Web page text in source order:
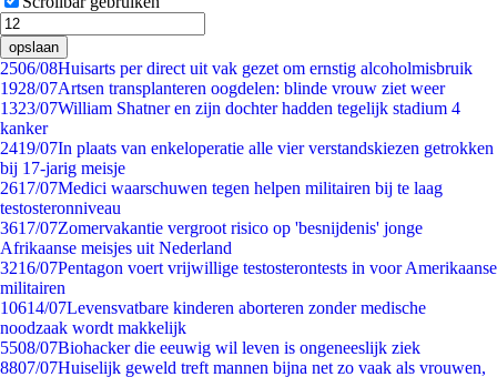
opslaan
2506/08Huisarts per direct uit vak gezet om ernstig alcoholmisbruik
1928/07Artsen transplanteren oogdelen: blinde vrouw ziet weer
1323/07William Shatner en zijn dochter hadden tegelijk stadium 4
kanker
2419/07In plaats van enkeloperatie alle vier verstandskiezen getrokken
bij 17-jarig meisje
2617/07Medici waarschuwen tegen helpen militairen bij te laag
testosteronniveau
3617/07Zomervakantie vergroot risico op 'besnijdenis' jonge
Afrikaanse meisjes uit Nederland
3216/07Pentagon voert vrijwillige testosterontests in voor Amerikaanse
militairen
10614/07Levensvatbare kinderen aborteren zonder medische
noodzaak wordt makkelijk
5508/07Biohacker die eeuwig wil leven is ongeneeslijk ziek
8807/07Huiselijk geweld treft mannen bijna net zo vaak als vrouwen,